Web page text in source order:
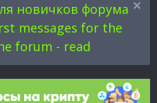
новичков форума
messages for the
forum - read